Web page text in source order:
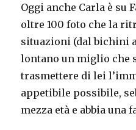
Oggi anche Carla è su
oltre 100 foto che la
situazioni (dal bichini
lontano un miglio che
trasmettere di lei
appetibile possibile,
mezza età e abbia una